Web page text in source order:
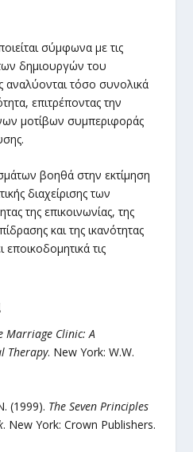
σύμφωνα με τις
δημιουργών του
αναλύονται τόσο συνολικά
επιτρέποντας την
μοτίβων συμπεριφοράς
βοηθά στην εκτίμηση
διαχείρισης των
της επικοινωνίας, της
και της ικανότητας
τις
Marriage Clinic: A
Therapy. New York: W.W.
(1999). The Seven Principles
. New York: Crown Publishers.